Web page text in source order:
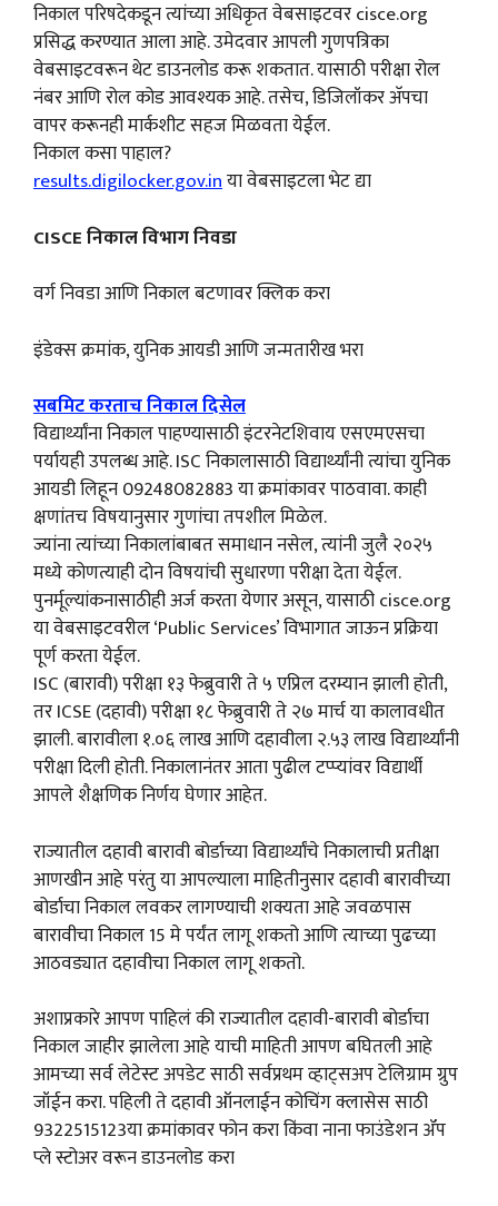
निकाल परिषदेकडून त्यांच्या अधिकृत वेबसाइटवर cisce.org
प्रसिद्ध करण्यात आला आहे. उमेदवार आपली गुणपत्रिका
वेबसाइटवरून थेट डाउनलोड करू शकतात. यासाठी परीक्षा रोल
नंबर आणि रोल कोड आवश्यक आहे. तसेच, डिजिलॉकर अ‍ॅपचा
वापर करूनही मार्कशीट सहज मिळवता येईल.
निकाल कसा पाहाल?
results.digilocker.gov.inया वेबसाइटला भेट द्या
CISCE निकाल विभाग निवडा
वर्ग निवडा आणि निकाल बटणावर क्लिक करा
इंडेक्स क्रमांक, युनिक आयडी आणि जन्मतारीख भरा
सबमिट करताच निकाल दिसेल
विद्यार्थ्यांना निकाल पाहण्यासाठी इंटरनेटशिवाय एसएमएसचा
पर्यायही उपलब्ध आहे. ISC निकालासाठी विद्यार्थ्यांनी त्यांचा युनिक
आयडी लिहून 09248082883 या क्रमांकावर पाठवावा. काही
क्षणांतच विषयानुसार गुणांचा तपशील मिळेल.
ज्यांना त्यांच्या निकालांबाबत समाधान नसेल, त्यांनी जुलै २०२५
मध्ये कोणत्याही दोन विषयांची सुधारणा परीक्षा देता येईल.
पुनर्मूल्यांकनासाठीही अर्ज करता येणार असून, यासाठी cisce.org
या वेबसाइटवरील ‘Public Services’ विभागात जाऊन प्रक्रिया
पूर्ण करता येईल.
ISC (बारावी) परीक्षा १३ फेब्रुवारी ते ५ एप्रिल दरम्यान झाली होती,
तर ICSE (दहावी) परीक्षा १८ फेब्रुवारी ते २७ मार्च या कालावधीत
झाली. बारावीला १.०६ लाख आणि दहावीला २.५३ लाख विद्यार्थ्यांनी
परीक्षा दिली होती. निकालानंतर आता पुढील टप्प्यांवर विद्यार्थी
आपले शैक्षणिक निर्णय घेणार आहेत.
राज्यातील दहावी बारावी बोर्डाच्या विद्यार्थ्यांचे निकालाची प्रतीक्षा
आणखीन आहे परंतु या आपल्याला माहितीनुसार दहावी बारावीच्या
बोर्डाचा निकाल लवकर लागण्याची शक्यता आहे जवळपास
बारावीचा निकाल 15 मे पर्यंत लागू शकतो आणि त्याच्या पुढच्या
आठवड्यात दहावीचा निकाल लागू शकतो.
अशाप्रकारे आपण पाहिलं की राज्यातील दहावी-बारावी बोर्डाचा
निकाल जाहीर झालेला आहे याची माहिती आपण बघितली आहे
आमच्या सर्व लेटेस्ट अपडेट साठी सर्वप्रथम व्हाट्सअप टेलिग्राम ग्रुप
जॉईन करा. पहिली ते दहावी ऑनलाईन कोचिंग क्लासेस साठी
9322515123या क्रमांकावर फोन करा किंवा नाना फाउंडेशन ॲप
प्ले स्टोअर वरून डाउनलोड करा